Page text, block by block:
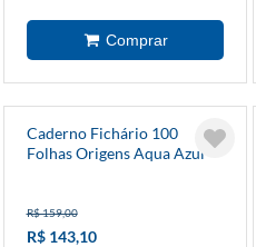
Caderno Fichário 100
Folhas Origens Aqua Azul
R$ 159,00
R$ 143,10